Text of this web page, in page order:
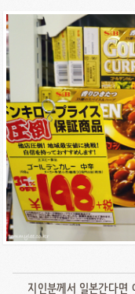
지인분께서 일본간다면